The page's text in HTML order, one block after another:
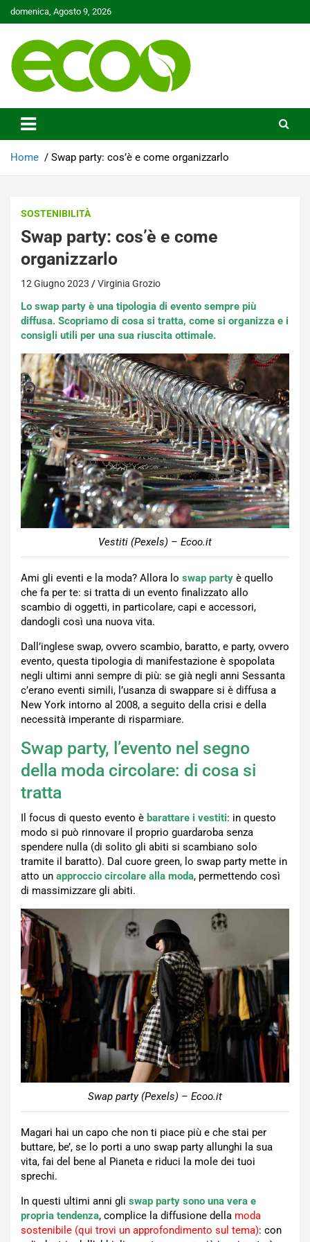
Skip
to
domenica, Agosto 9, 2026
Ecoo.it
Home Swap party: cos’è e come organizzarlo
SOSTENIBILITÀ
Swap party: cos’è e come
organizzarlo
12 Giugno 2023 Virginia Grozio
Lo swap party è una tipologia di evento sempre più
diffusa. Scopriamo di cosa si tratta, come si organizza e i
consigli utili per una sua riuscita ottimale.
Vestiti (Pexels) – Ecoo.it
Ami gli eventi e la moda? Allora lo swap party è quello
che fa per te: si tratta di un evento finalizzato allo
scambio di oggetti, in particolare, capi e accessori,
dandogli così una nuova vita.
Dall’inglese swap, ovvero scambio, baratto, e party, ovvero
evento, questa tipologia di manifestazione è spopolata
negli ultimi anni sempre di più: se già negli anni Sessanta
c’erano eventi simili, l’usanza di swappare si è diffusa a
New York intorno al 2008, a seguito della crisi e della
necessità imperante di risparmiare.
Swap party, l’evento nel segno
della moda circolare: di cosa si
tratta
Il focus di questo evento è barattare i vestiti: in questo
modo si può rinnovare il proprio guardaroba senza
spendere nulla (di solito gli abiti si scambiano solo
tramite il baratto). Dal cuore green, lo swap party mette in
atto un approccio circolare alla moda, permettendo così
di massimizzare gli abiti.
Swap party (Pexels) – Ecoo.it
Magari hai un capo che non ti piace più e che stai per
buttare, be’, se lo porti a uno swap party allunghi la sua
vita, fai del bene al Pianeta e riduci la mole dei tuoi
sprechi.
In questi ultimi anni gli swap party sono una vera e
propria tendenza, complice la diffusione della moda
sostenibile (qui trovi un approfondimento sul tema): con